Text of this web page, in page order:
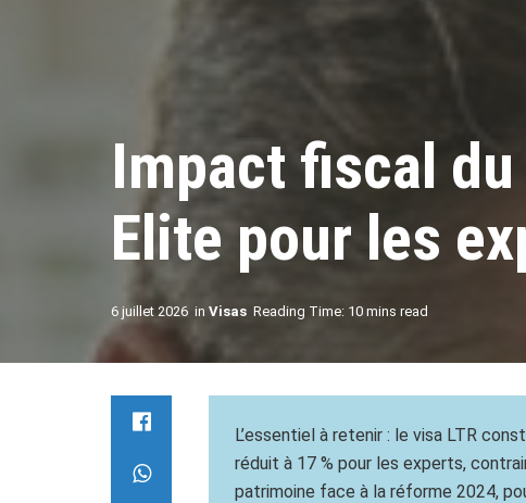
Impact fiscal du
Elite pour les
6 juillet 2026 in Visas Reading Time: 10 mins read
L’essentiel à retenir : le visa LTR
réduit à 17 % pour les experts,
patrimoine face à la réforme 2024,